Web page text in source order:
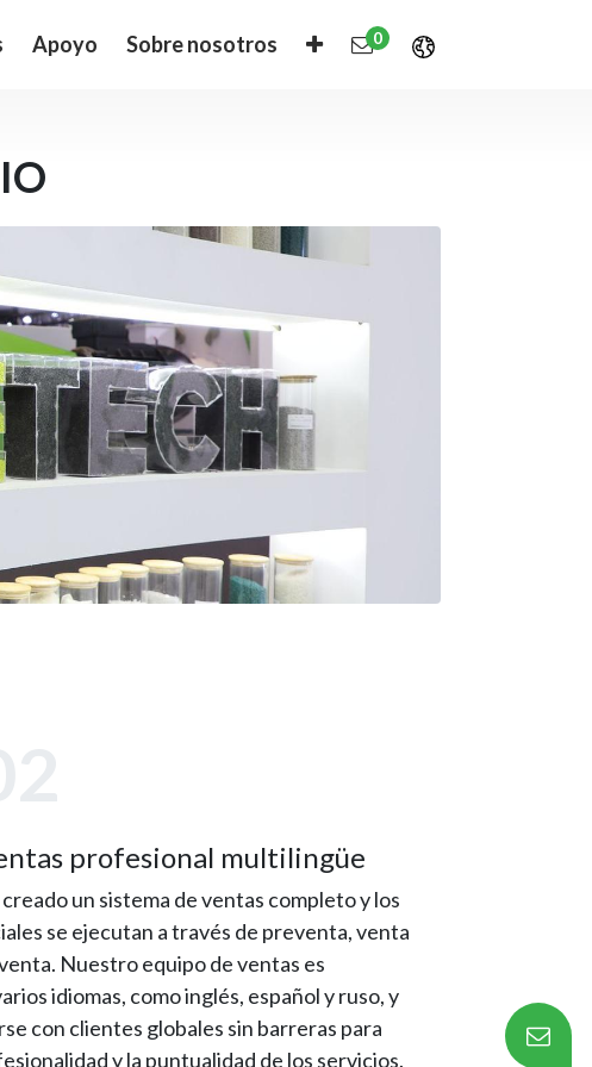
Apoyo Sobre nosotros 0
profesional multilingüe
un sistema de ventas completo y los
se ejecutan a través de preventa, venta
Nuestro equipo de ventas es
idiomas, como inglés, español y ruso, y
con clientes globales sin barreras para
y la puntualidad de los servicios.